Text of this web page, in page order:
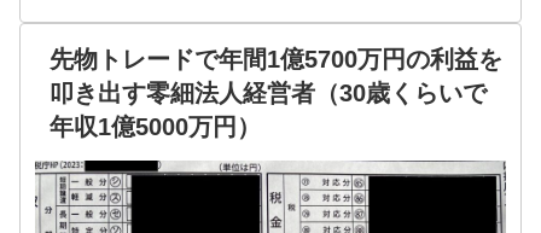
先物トレードで年間1億5700万円の利益を
叩き出す零細法人経営者（30歳くらいで
年収1億5000万円）